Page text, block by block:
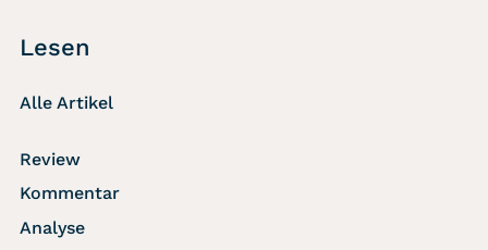
Lesen
Alle Artikel
Review
Kommentar
Analyse